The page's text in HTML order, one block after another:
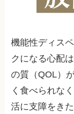
機能性ディス
クになる心配
の質（QOL）
く食べられな
活に支障をき